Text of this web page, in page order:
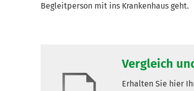
Begleitperson mit ins Krankenhaus geht.
Vergleich
Erhalten Sie hier